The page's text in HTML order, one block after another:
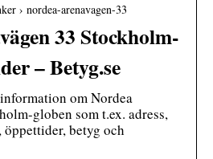
› nordea-arenavagen-33
33 Stockholm-
– Betyg.se
om Nordea
globen som t.ex. adress,
betyg och